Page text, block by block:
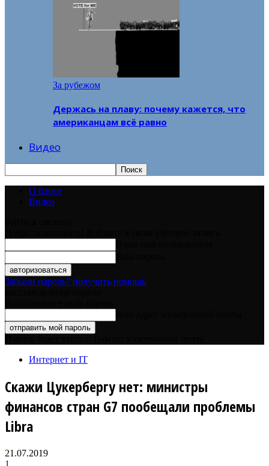
За рубежом
Держась на плаву: почему кажется, что
американцам всё равно
Видео
О блоге
Видео
Забыли пароль? получить помощь
Интернет и IT
Скажи Цукербергу нет: министры
финансов стран G7 пообещали проблемы
Libra
21.07.2019